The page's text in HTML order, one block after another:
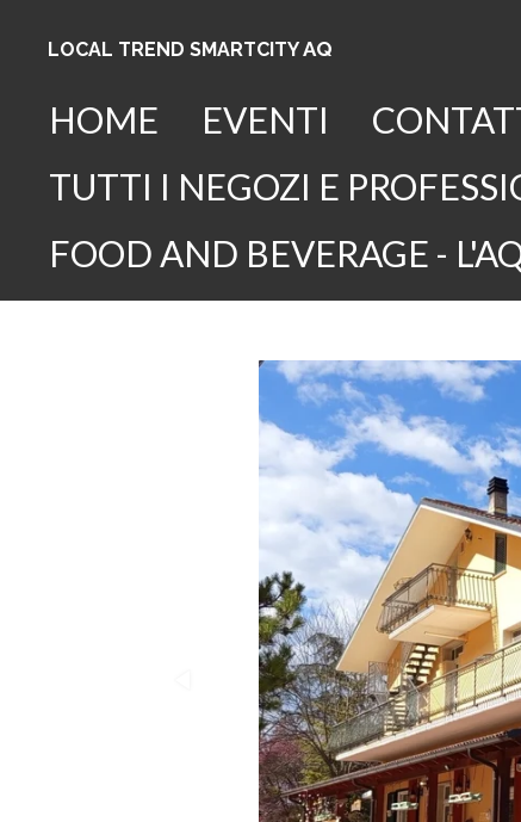
principale
LOCAL TREND SMARTCITYAQ
HOME EVENTI
TUTTI I NEGOZI E
FOOD AND BEVERAGE -